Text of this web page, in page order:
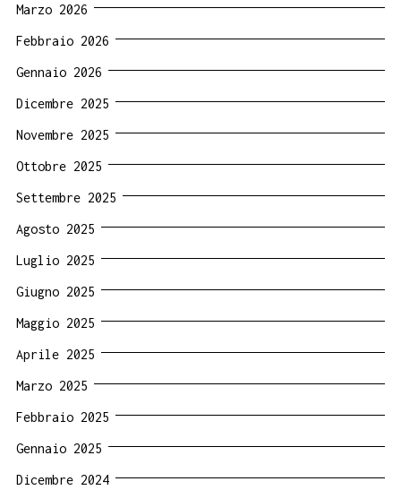
Marzo 2026
Febbraio 2026
Gennaio 2026
Dicembre 2025
Novembre 2025
Ottobre 2025
Settembre 2025
Agosto 2025
Luglio 2025
Giugno 2025
Maggio 2025
Aprile 2025
Marzo 2025
Febbraio 2025
Gennaio 2025
Dicembre 2024